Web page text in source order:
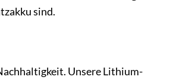
sind.
Unsere Lithium-